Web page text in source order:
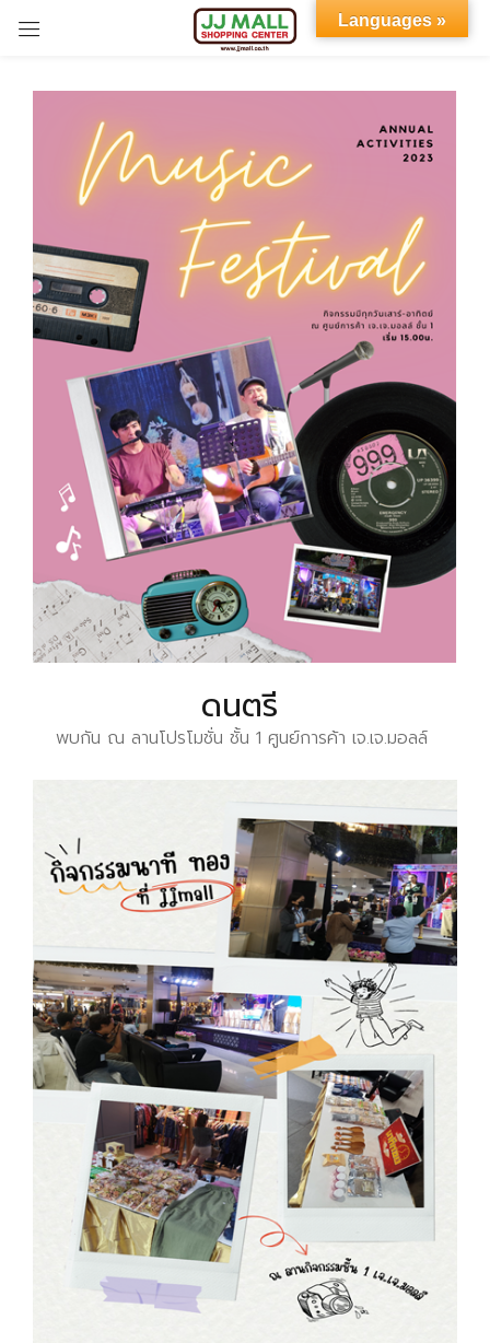
ดนตรี
พบกัน ณ ลานโปรโมชั่น ชั้น 1 ศูนย์การค้า เจ.เจ.มอลล์
Languages »
Sign in
Remember me Lost password?
CREATE AN ACCOUNT